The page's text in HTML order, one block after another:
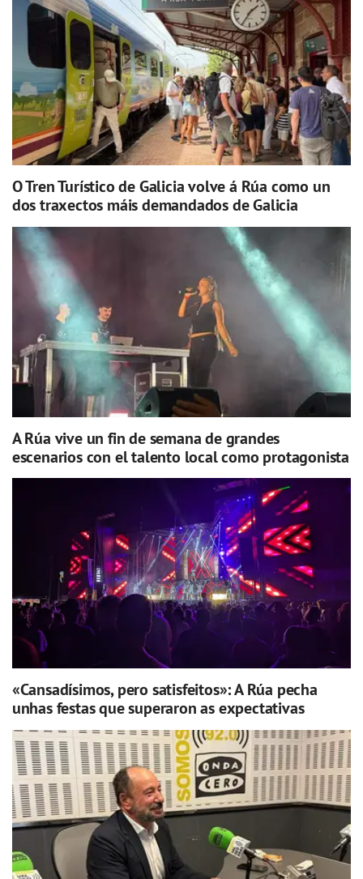
O Tren Turístico de Galicia volve á Rúa como un
dos traxectos máis demandados de Galicia
A Rúa vive un fin de semana de grandes
escenarios con el talento local como protagonista
«Cansadísimos, pero satisfeitos»: A Rúa pecha
unhas festas que superaron as expectativas